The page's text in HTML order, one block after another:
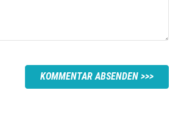
KOMMENTAR ABSENDEN